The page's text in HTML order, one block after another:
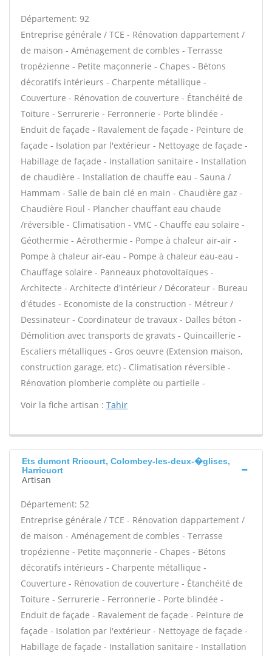
Département: 92
Entreprise générale / TCE - Rénovation dappartement /
de maison - Aménagement de combles - Terrasse
tropézienne - Petite maçonnerie - Chapes - Bétons
décoratifs intérieurs - Charpente métallique -
Couverture - Rénovation de couverture - Étanchéité de
Toiture - Serrurerie - Ferronnerie - Porte blindée -
Enduit de façade - Ravalement de façade - Peinture de
façade - Isolation par l'extérieur - Nettoyage de façade -
Habillage de façade - Installation sanitaire - Installation
de chaudière - Installation de chauffe eau - Sauna /
Hammam - Salle de bain clé en main - Chaudière gaz -
Chaudière Fioul - Plancher chauffant eau chaude
/réversible - Climatisation - VMC - Chauffe eau solaire -
Géothermie - Aérothermie - Pompe à chaleur air-air -
Pompe à chaleur air-eau - Pompe à chaleur eau-eau -
Chauffage solaire - Panneaux photovoltaïques -
Architecte - Architecte d'intérieur / Décorateur - Bureau
d'études - Economiste de la construction - Métreur /
Dessinateur - Coordinateur de travaux - Dalles béton -
Démolition avec transports de gravats - Quincaillerie -
Escaliers métalliques - Gros oeuvre (Extension maison,
construction garage, etc) - Climatisation réversible -
Rénovation plomberie complète ou partielle -
Voir la fiche artisan : Tahir
Ets dumont Rricourt, Colombey-les-deux-�glises,
Harricuort
Artisan
Département: 52
Entreprise générale / TCE - Rénovation dappartement /
de maison - Aménagement de combles - Terrasse
tropézienne - Petite maçonnerie - Chapes - Bétons
décoratifs intérieurs - Charpente métallique -
Couverture - Rénovation de couverture - Étanchéité de
Toiture - Serrurerie - Ferronnerie - Porte blindée -
Enduit de façade - Ravalement de façade - Peinture de
façade - Isolation par l'extérieur - Nettoyage de façade -
Habillage de façade - Installation sanitaire - Installation